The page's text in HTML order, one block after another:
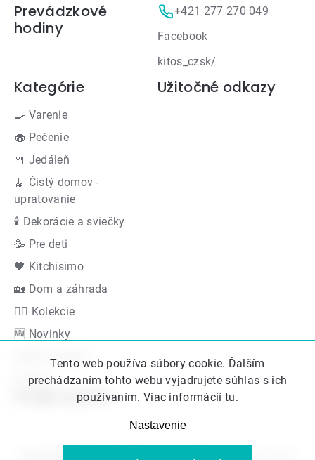
Tento web používa súbory cookie. Ďalším
prechádzaním tohto webu vyjadrujete súhlas s ich
používaním. Viac informácií tu.
Nastavenie
Prevádzkové
hodiny
+421 277 270 049
Facebook
kitos_czsk/
Kategórie
🍳 Varenie
🧁 Pečenie
🍴 Jedáleň
🧹 Čistý domov -
upratovanie
🕯 Dekorácie a sviečky
🥳 Pre deti
🖤 Kitchisimo
🏡 Dom a záhrada
👍🏻 Kolekcie
🆕 Novinky
Akčná ponuka
Značky
Užitočné odkazy
Podporujeme